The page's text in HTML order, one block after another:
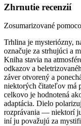
Zhrnutie recenzií
Zosumarizované
Trhlina je mysteriózny,
označuje za strhujúci a
Kniha stavia na
odkazov a
záver otvorený a
niektorých čitateľov má
celkovo je hodnotená
adaptácia. Dielo
rozprávania — niektorí
iní ju považujú za